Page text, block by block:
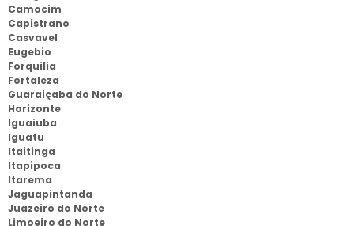
Camocim
Capistrano
Casvavel
Eugebio
Forquilia
Fortaleza
Guaraiçaba do Norte
Horizonte
Iguaiuba
Iguatu
Itaitinga
Itapipoca
Itarema
Jaguapintanda
Juazeiro do Norte
Limoeiro do Norte